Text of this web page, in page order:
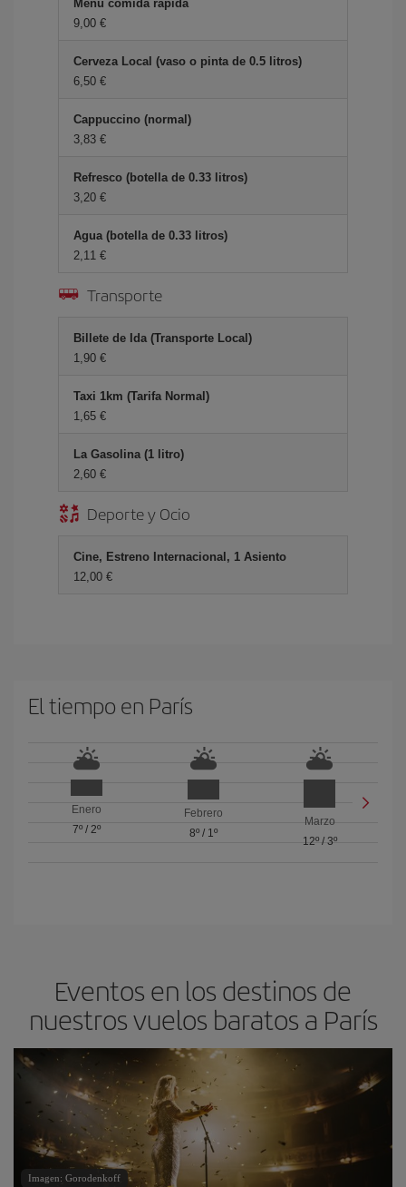
Menú comida rápida
9,00
Cerveza Local (vaso o pinta de 0.5 litros)
6,50
Cappuccino (normal)
3,83
Refresco (botella de 0.33 litros)
3,20
Agua (botella de 0.33 litros)
2,11
Transporte
Billete de Ida (Transporte Local)
1,90
Taxi 1km (Tarifa Normal)
1,65
La Gasolina (1 litro)
2,60
Deporte y Ocio
Cine, Estreno Internacional, 1 Asiento
12,00
El tiempo en París
Enero
7º/ 2º
Febrero
8º/ 1º
Marzo
12º/ 3º
Eventos en los destinos de
nuestros vuelos baratos a París
Imagen: Gorodenkoff